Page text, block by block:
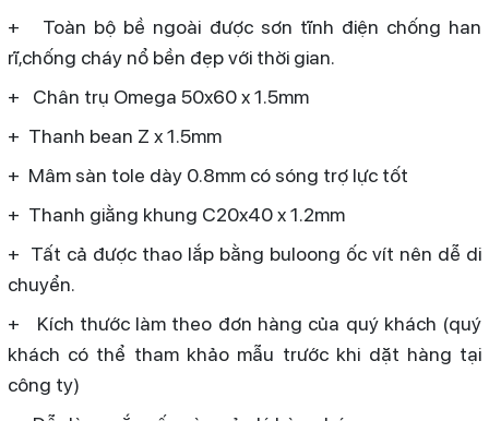
+ Toàn bộ bề ngoài được sơn tĩnh điện chống han
rĩ,chống cháy nổ bền đẹp với thời gian.
+ Chân trụ Omega 50x60 x 1.5mm
+ Thanh bean Z x 1.5mm
+ Mâm sàn tole dày 0.8mm có sóng trợ lực tốt
+ Thanh giằng khung C20x40 x 1.2mm
+ Tất cả được thao lắp bằng buloong ốc vít nên dễ di
chuyển.
+ Kích thước làm theo đơn hàng của quý khách (quý
khách có thể tham khảo mẫu trước khi dặt hàng tại
công ty)